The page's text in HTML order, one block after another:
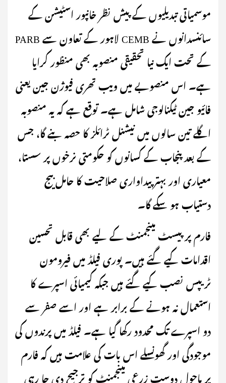
موسمیاتی تبدیلیوں کے پیش نظر خانپور اسٹیشن کے
سائنسدانوں نے CEMB لاہور کے تعاون سے PARB
کے تحت ایک نیا تحقیقی منصوبہ بھی منظور کرایا
ہے۔ اس منصوبے میں ویب تھری فیوژن جین یعنی
فائیو جین ٹیکنالوجی شامل ہے۔ توقع ہے کہ یہ منصوبہ
اگلے تین سالوں میں نیشنل ٹرائلز کا حصہ بنے گا، جس
کے بعد پنجاب کے کسانوں کو حکومتی نرخوں پر سستا،
معیاری اور بہتر پیداواری صلاحیت کا حامل بیج
دستیاب ہو سکے گا۔
فارم پر پیسٹ مینجمنٹ کے لیے بھی قابل تحسین
اقدامات کیے گئے ہیں۔ پوری فیلڈ میں فیرومون
ٹریپس نصب کیے گئے ہیں جبکہ کیمیائی اسپرے کا
استعمال نہ ہونے کے برابر ہے اور اسے صفر سے
دو اسپرے تک محدود رکھا گیا ہے۔ فیلڈ میں پرندوں کی
موجودگی اور گھونسلے اس بات کی علامت ہیں کہ فارم
پر ماحول دوست زرعی مینجمنٹ کو ترجیح دی جا رہی